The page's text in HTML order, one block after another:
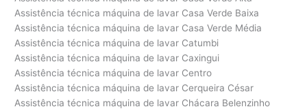
Assistência técnica máquina de lavar Casa Verde Baixa
Assistência técnica máquina de lavar Casa Verde Média
Assistência técnica máquina de lavar Catumbi
Assistência técnica máquina de lavar Caxingui
Assistência técnica máquina de lavar Centro
Assistência técnica máquina de lavar Cerqueira César
Assistência técnica máquina de lavar Chácara Belenzinho